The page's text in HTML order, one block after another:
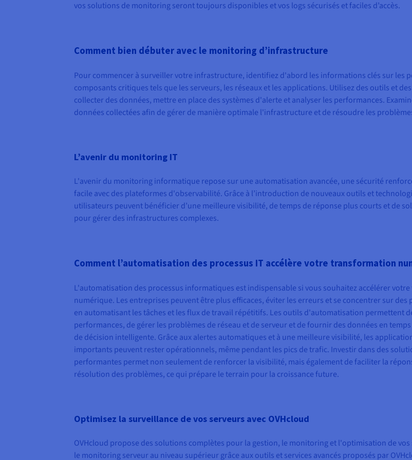
vos solutions de monitoring seront toujours disponibles et vos logs sécurisés et faciles d’accès.
Comment bien débuter avec le monitoring d’infrastructure
Pour commencer à surveiller votre infrastructure, identifiez d'abord les informations clés sur les
composants critiques tels que les serveurs, les réseaux et les applications. Utilisez des outils et
collecter des données, mettre en place des systèmes d'alerte et analyser les performances.
données collectées afin de gérer de manière optimale l'infrastructure et de résoudre les
L’avenir du monitoring IT
L'avenir du monitoring informatique repose sur une automatisation avancée, une sécurité
facile avec des plateformes d'observabilité. Grâce à l’introduction de nouveaux outils et
utilisateurs peuvent bénéficier d’une meilleure visibilité, de temps de réponse plus courts et de
pour gérer des infrastructures complexes.
Comment l’automatisation des processus IT accélère votre transformation
L'automatisation des processus informatiques est indispensable si vous souhaitez accélérer
numérique. Les entreprises peuvent être plus efficaces, éviter les erreurs et se concentrer sur des
en automatisant les tâches et les flux de travail répétitifs. Les outils d'automatisation permettent
performances, de gérer les problèmes de réseau et de serveur et de fournir des données en
de décision intelligente. Grâce aux alertes automatiques et à une meilleure visibilité, les
importants peuvent rester opérationnels, même pendant les pics de trafic. Investir dans des
performantes permet non seulement de renforcer la visibilité, mais également de faciliter la
résolution des problèmes, ce qui prépare le terrain pour la croissance future.
Optimisez la surveillance de vos serveurs avec OVHcloud
OVHcloud propose des solutions complètes pour la gestion, le monitoring et l'optimisation de vos
le monitoring serveur au niveau supérieur grâce aux outils et services avancés proposés par